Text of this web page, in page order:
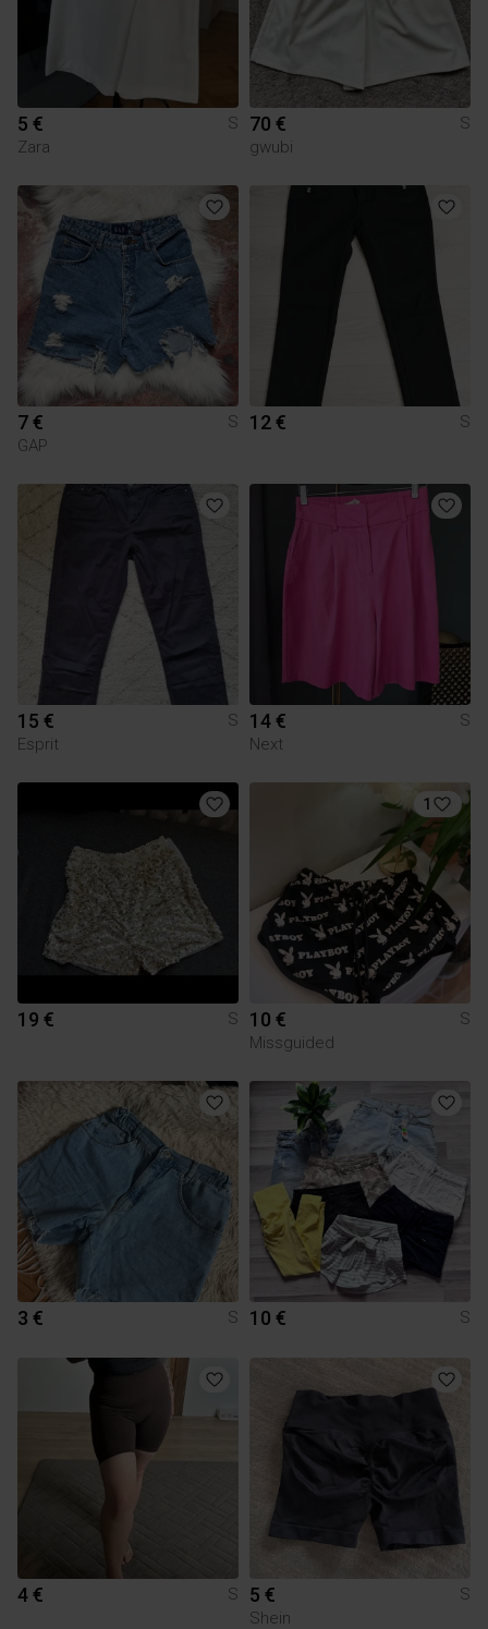
5 €
S
Zara
70 €
S
gwubi
7 €
S
GAP
12 € S
15 €
S
Esprit
14 €
S
Next
19 € S
1
10 €
S
Missguided
3 € S 10 € S
4 € S 5 €
S
Shein